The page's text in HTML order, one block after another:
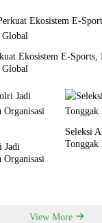
Ekosistem E-
Jadi
Seleksi
Tonggak
View More